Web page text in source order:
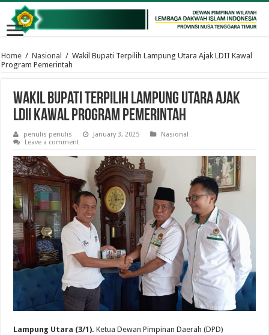
Home / Nasional / Wakil Bupati Terpilih Lampung Utara Ajak LDII Kawal
Program Pemerintah
Wakil Bupati Terpilih Lampung Utara Ajak
LDII Kawal Program Pemerintah
penulis penulis January 3, 2025
Nasional
Leave a comment
Lampung Utara (3/1). Ketua Dewan Pimpinan Daerah (DPD)